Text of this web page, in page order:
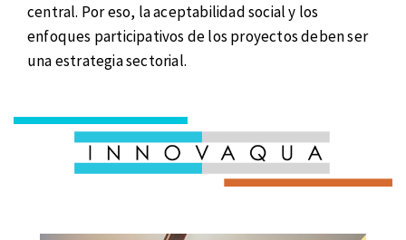
central. Por eso, la aceptabilidad social y los
enfoques participativos de los proyectos deben ser
una estrategia sectorial.